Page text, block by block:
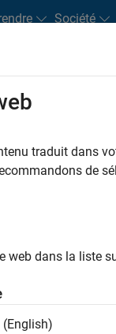
Société
Étudiants et carrières
destiné aux nouvelles carrières (EDG)
traduit dans
de
web dans la liste
(English)